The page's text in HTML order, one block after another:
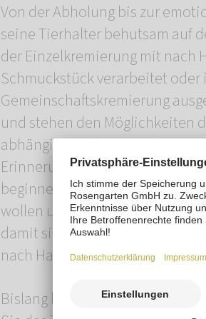
Von der Abholung bis zur
seine Tierhalter behutsam auf
der Einzelkremierung mit nach
Schmuckstück verarbeitet
Gemeinschaftskremierung
und stehen den Möglichkeiten
abhängig von der gewählten
Erinnerungsstücken. Die
beginnen bei 60,00 €, die
wollen unseren Tierhaltern
damit sie zwar traurig zu uns
nach Hause gehen können.“, so
Bislang befand sich die Filiale